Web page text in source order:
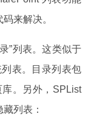
来解决。
”列表。这类似于
表。目录列表包
。另外，SPList
列表：